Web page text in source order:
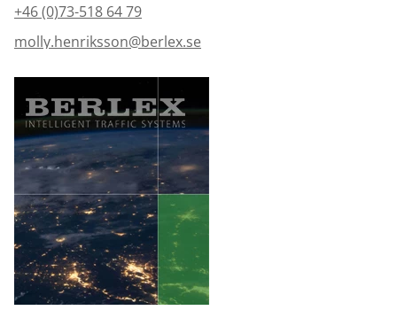
+46 (0)73-518 64 79
molly.henriksson@berlex.se